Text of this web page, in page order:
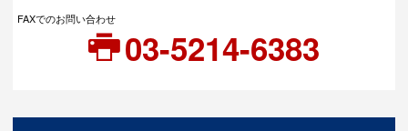
FAXでのお問い合わせ
03-5214-6383